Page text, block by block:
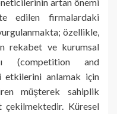
edilen firmalardaki
özellikle,
rekabet ve kurumsal
(competition and
etkilerini anlamak için
müşterek sahiplik
çekilmektedir. Küresel